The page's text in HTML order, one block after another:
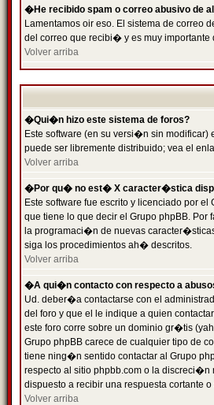
�He recibido spam o correo abusivo de
Lamentamos oir eso. El sistema de correo
del correo que recibi� y es muy
Volver arriba
�Qui�n hizo este sistema de foros?
Este software (en su versi�n sin modificar)
puede ser libremente distribuido; vea el
Volver arriba
�Por qu� no est� X caracter�stica
Este software fue escrito y licenciado por
que tiene lo que decir el Grupo phpBB.
la programaci�n de nuevas
siga los procedimientos ah� descritos.
Volver arriba
�A qui�n contacto con respecto a
Ud. deber�a contactarse con el
del foro y que el le indique a quien
este foro corre sobre un dominio gr�tis
Grupo phpBB carece de cualquier tipo de
tiene ning�n sentido contactar al Grupo
respecto al sitio phpbb.com o la discreci�n
dispuesto a recibir una respuesta cortante
Volver arriba